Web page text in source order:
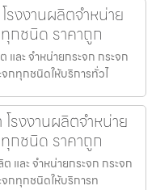
รงงานผลิตจำหน่าย
กชนิด ราคาถูก
และ จำหน่ายกระจก กระจก
กทุกชนิดให้บริการทั่วไ
โรงงานผลิตจำหน่าย
กชนิด ราคาถูก
และ จำหน่ายกระจก กระจก
กทุกชนิดให้บริการท